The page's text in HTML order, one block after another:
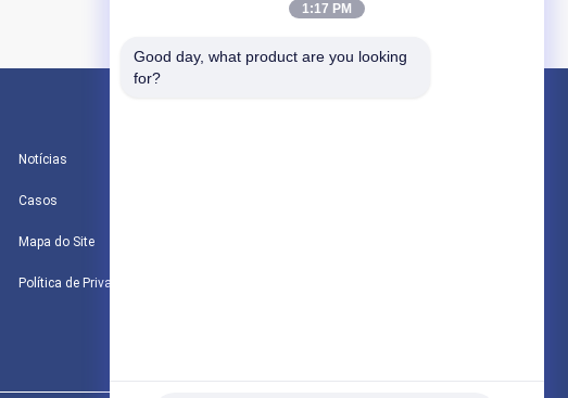
Notícias
Casos
Mapa do Site
Política de Privacidade
1:17 PM
Good day, what product are you looking
for?